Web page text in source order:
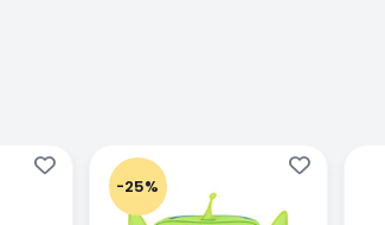
-25%